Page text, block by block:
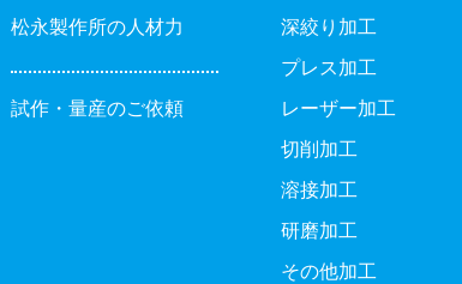
松永製作所の人材力
試作・量産のご依頼
深絞り加工
プレス加工
レーザー加工
切削加工
溶接加工
研磨加工
その他加工